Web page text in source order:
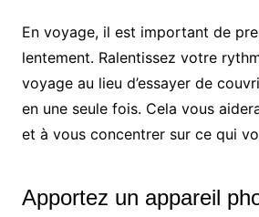
En voyage, il est important de
lentement. Ralentissez votre
voyage au lieu d’essayer de
en une seule fois. Cela vous
et à vous concentrer sur ce qui
Apportez un appareil